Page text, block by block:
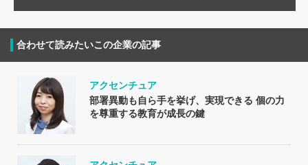
合わせて読みたいこの企業の記事
アクセンチュア
部署異動も自ら手を挙げ、実現できる 個の力
を尊重する教育が成長の鍵